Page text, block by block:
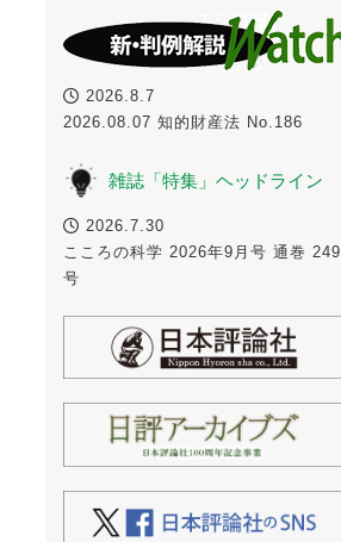
2026.8.7
2026.08.07 知的財産法 No.186
雑誌「特集」ヘッドライン
2026.7.30
こころの科学 2026年9月号 通巻 249
号